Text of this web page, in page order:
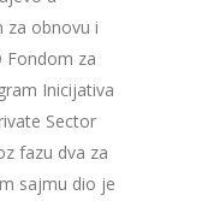
za obnovu i
Fondom za
Inicijativa
Sector
fazu dva za
sajmu dio je